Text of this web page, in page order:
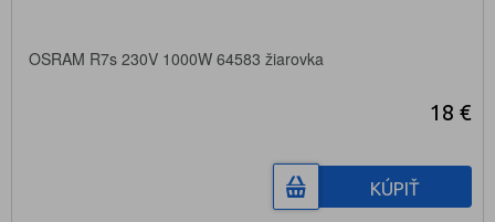
OSRAM R7s 230V 1000W 64583 žiarovka
18 €
KÚPIŤ